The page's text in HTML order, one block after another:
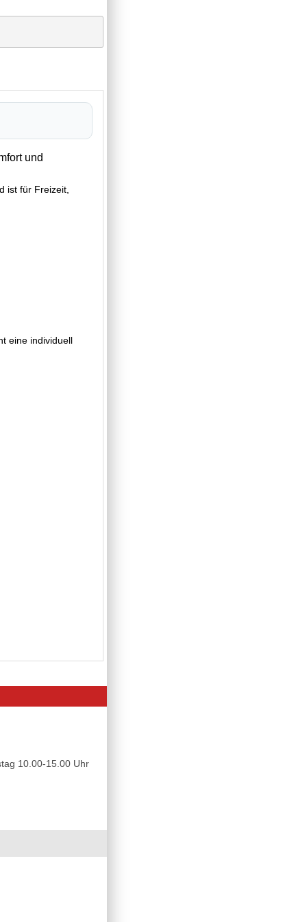
und
ist für Freizeit,
eine individuell
10.00-15.00 Uhr